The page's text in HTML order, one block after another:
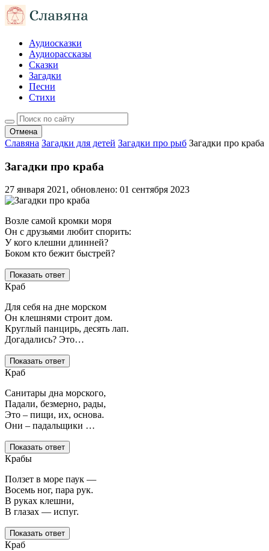
Аудиосказки
Аудиорассказы
Сказки
Загадки
Песни
Стихи
Отмена
Славяна Загадки для детей Загадки про рыб Загадки про краба
Загадки про краба
27 января 2021, обновлено: 01 сентября 2023
Возле самой кромки моря
Он с друзьями любит спорить:
У кого клешни длинней?
Боком кто бежит быстрей?
Показать ответ
Краб
Для себя на дне морском
Он клешнями строит дом.
Круглый панцирь, десять лап.
Догадались? Это…
Показать ответ
Краб
Санитары дна морского,
Падали, безмерно, рады,
Это – пищи, их, основа.
Они – падальщики …
Показать ответ
Крабы
Ползет в море паук —
Восемь ног, пара рук.
В руках клешни,
В глазах — испуг.
Показать ответ
Краб